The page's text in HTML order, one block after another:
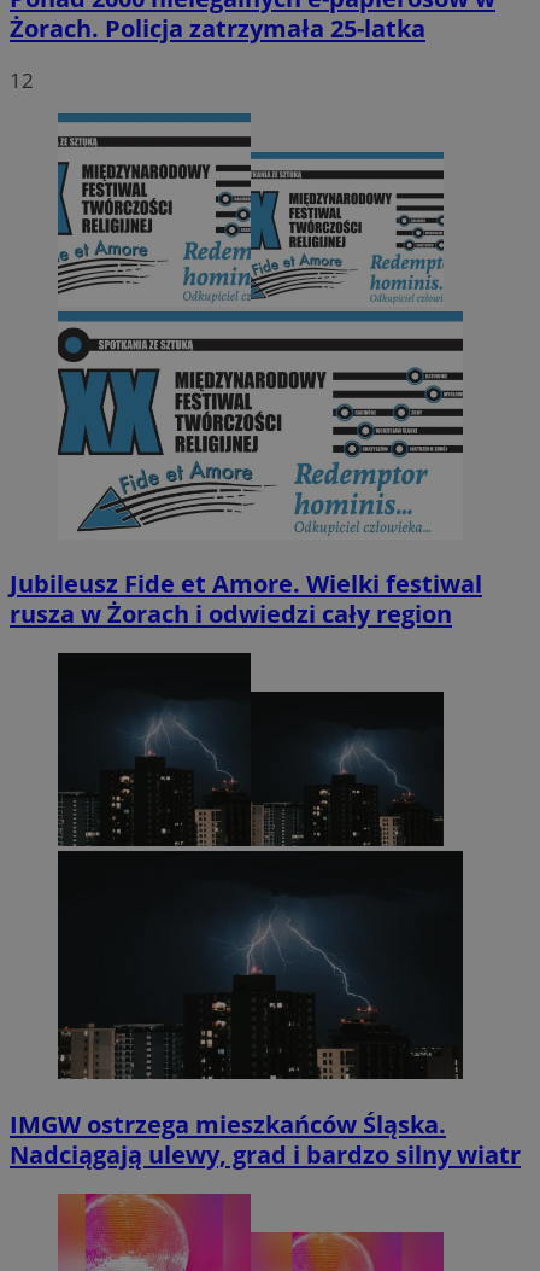
Żorach. Policja zatrzymała 25-latka
12
Jubileusz Fide et Amore. Wielki festiwal
rusza w Żorach i odwiedzi cały region
IMGW ostrzega mieszkańców Śląska.
Nadciągają ulewy, grad i bardzo silny wiatr